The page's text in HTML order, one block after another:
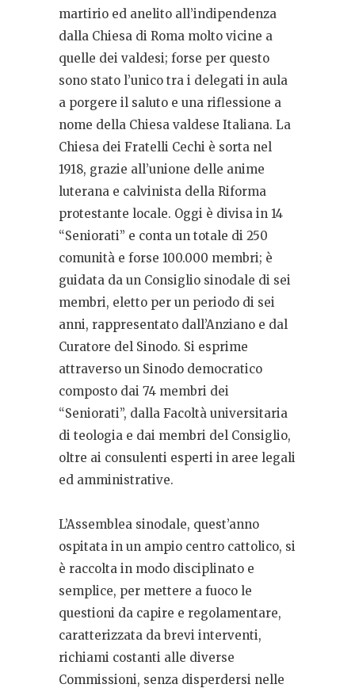
martirio ed anelito all’indipendenza
dalla Chiesa di Roma molto vicine a
quelle dei valdesi; forse per questo
sono stato l’unico tra i delegati in aula
a porgere il saluto e una riflessione a
nome della Chiesa valdese Italiana. La
Chiesa dei Fratelli Cechi è sorta nel
1918, grazie all’unione delle anime
luterana e calvinista della Riforma
protestante locale. Oggi è divisa in 14
“Seniorati” e conta un totale di 250
comunità e forse 100.000 membri; è
guidata da un Consiglio sinodale di sei
membri, eletto per un periodo di sei
anni, rappresentato dall’Anziano e dal
Curatore del Sinodo. Si esprime
attraverso un Sinodo democratico
composto dai 74 membri dei
“Seniorati”, dalla Facoltà universitaria
di teologia e dai membri del Consiglio,
oltre ai consulenti esperti in aree legali
ed amministrative.
L’Assemblea sinodale, quest’anno
ospitata in un ampio centro cattolico, si
è raccolta in modo disciplinato e
semplice, per mettere a fuoco le
questioni da capire e regolamentare,
caratterizzata da brevi interventi,
richiami costanti alle diverse
Commissioni, senza disperdersi nelle